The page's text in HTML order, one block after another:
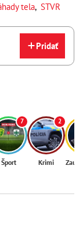
tela, STVR
Pridať
7
Šport
2
Krimi